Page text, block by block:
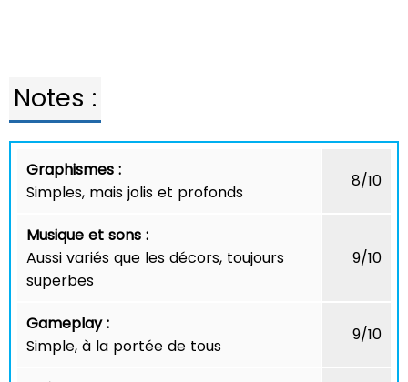
Notes :
Graphismes :
Simples, mais jolis et profonds
8/10
Musique et sons :
Aussi variés que les décors, toujours
superbes
9/10
Gameplay :
Simple, à la portée de tous
9/10